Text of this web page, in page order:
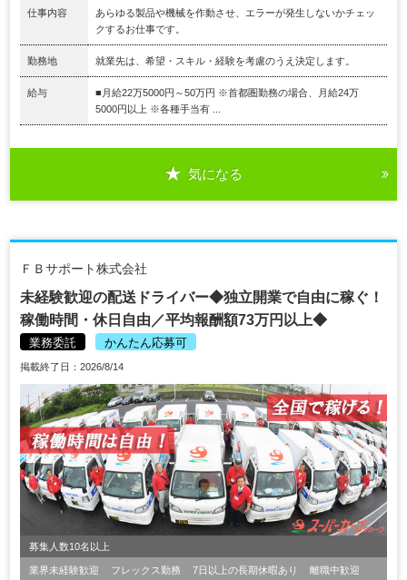
仕事内容
あらゆる製品や機械を作動させ、エラーが発生しないかチェッ
クするお仕事です。
勤務地 就業先は、希望・スキル・経験を考慮のうえ決定します。
給与
■月給22万5000円～50万円 ※首都圏勤務の場合、月給24万
5000円以上 ※各種手当有 ...
気になる
ＦＢサポート株式会社
未経験歓迎の配送ドライバー◆独立開業で自由に稼ぐ！
稼働時間・休日自由／平均報酬額73万円以上◆
業務委託 かんたん応募可
掲載終了日：2026/8/14
募集人数10名以上
業界未経験歓迎 フレックス勤務 7日以上の長期休暇あり
離職中歓迎